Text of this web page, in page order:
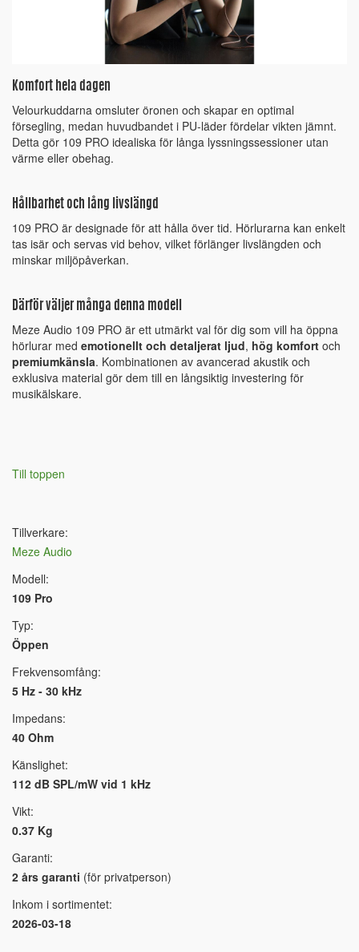
Komfort hela dagen
Velourkuddarna omsluter öronen och skapar en optimal
försegling, medan huvudbandet i PU-läder fördelar vikten jämnt.
Detta gör 109 PRO idealiska för långa lyssningssessioner utan
värme eller obehag.
Hållbarhet och lång livslängd
109 PRO är designade för att hålla över tid. Hörlurarna kan enkelt
tas isär och servas vid behov, vilket förlänger livslängden och
minskar miljöpåverkan.
Därför väljer många denna modell
Meze Audio 109 PRO är ett utmärkt val för dig som vill ha öppna
hörlurar med emotionellt och detaljerat ljud, hög komfort och
premiumkänsla. Kombinationen av avancerad akustik och
exklusiva material gör dem till en långsiktig investering för
musikälskare.
Till toppen
Tillverkare:
Meze Audio
Modell:
109 Pro
Typ:
Öppen
Frekvensomfång:
5 Hz - 30 kHz
Impedans:
40 Ohm
Känslighet:
112 dB SPL/mW vid 1 kHz
Vikt:
0.37 Kg
Garanti:
2 års garanti (för privatperson)
Inkom i sortimentet:
2026-03-18